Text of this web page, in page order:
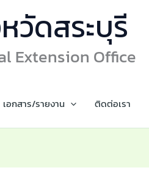
วัดสระบุรี
Extension Office
เอกสาร/รายงาน ติดต่อเรา